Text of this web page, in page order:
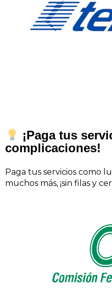
¡Paga tus
complicaciones!
Paga tus servicios como
muchos más, ¡sin filas y